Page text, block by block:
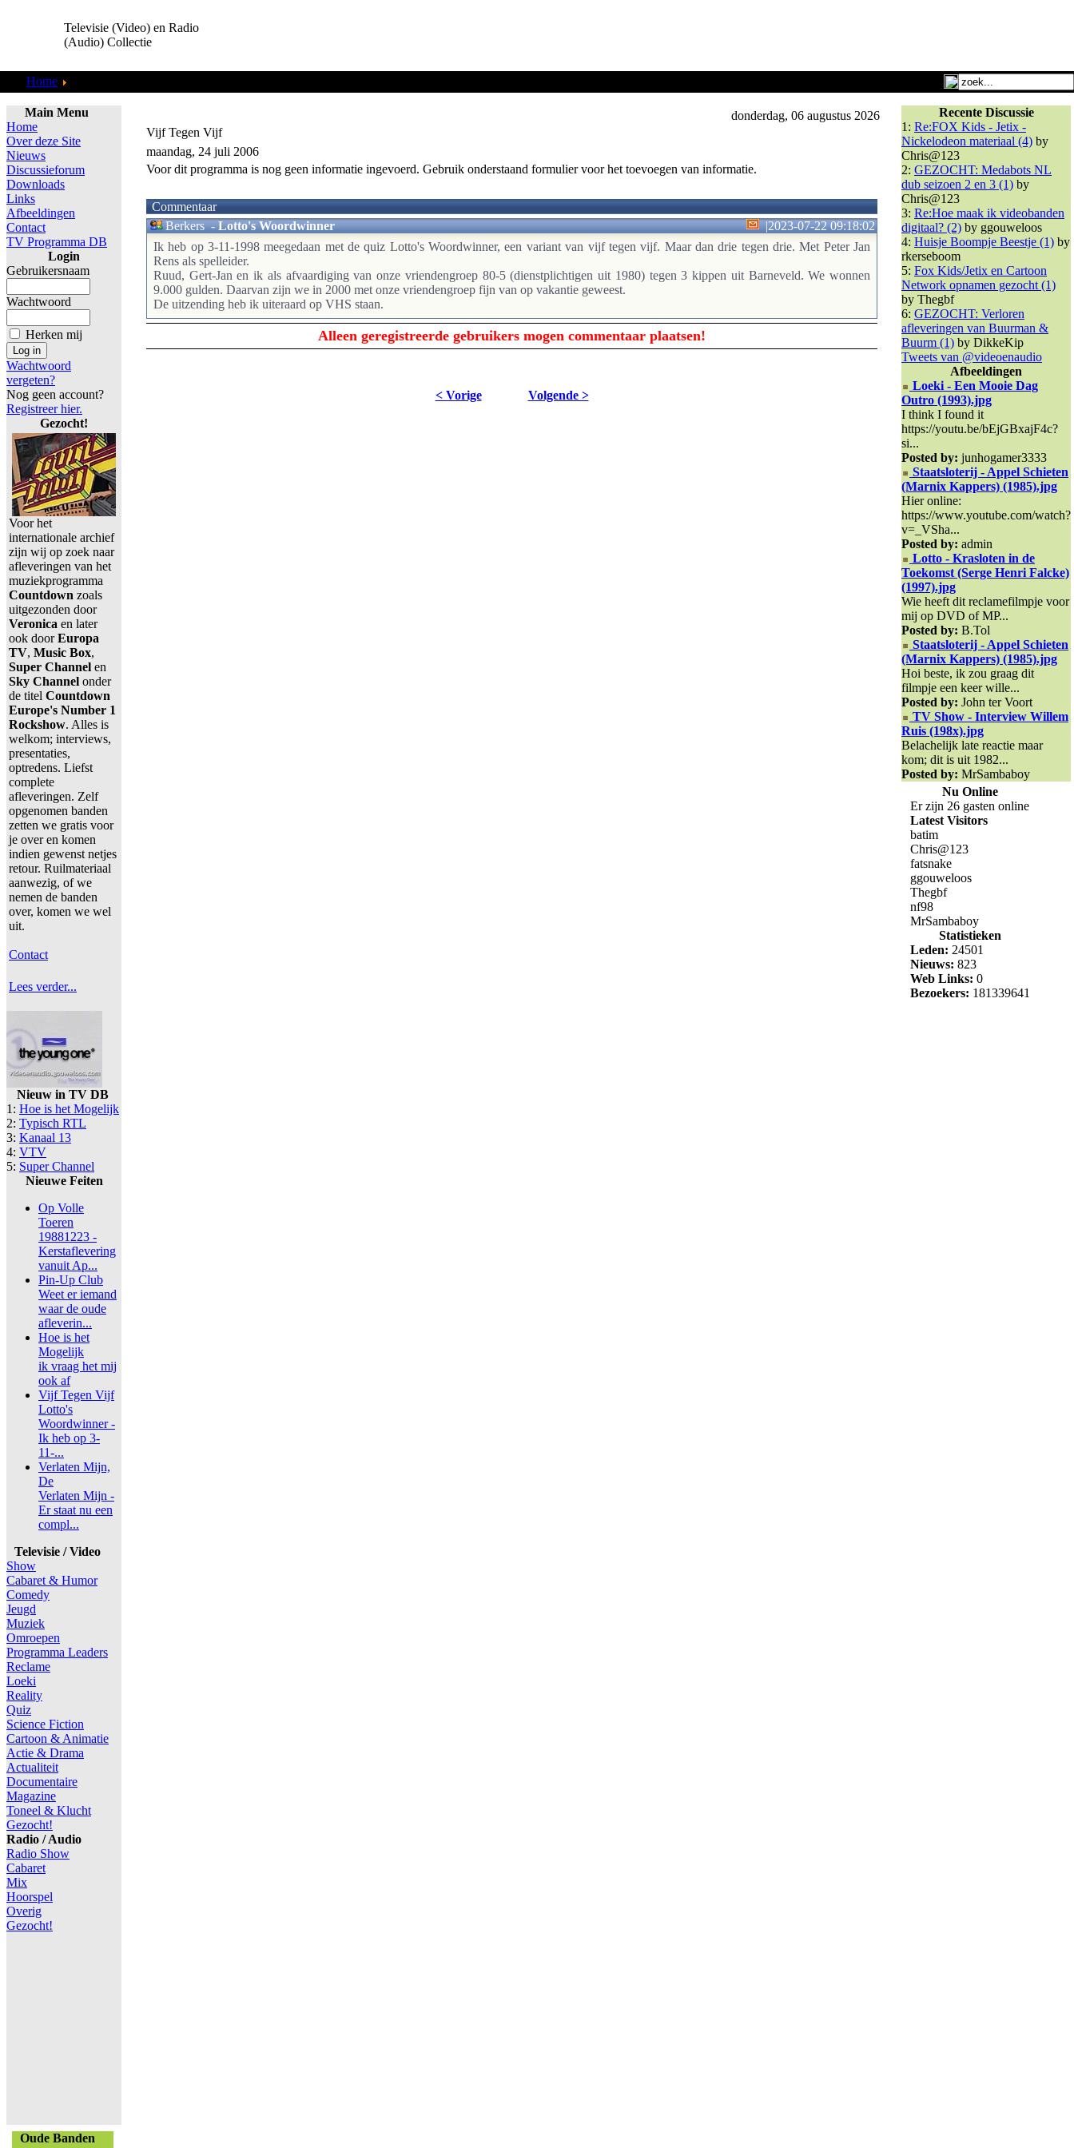
Televisie (Video) en Radio
(Audio) Collectie
Home
Main Menu
Home
Over deze Site
Nieuws
Discussieforum
Downloads
Links
Afbeeldingen
Contact
TV Programma DB
Login
Gebruikersnaam
Wachtwoord
Herken mij
Wachtwoord
vergeten?
Nog geen account?
Registreer hier.
Gezocht!
Voor het
internationale archief
zijn wij op zoek naar
afleveringen van het
muziekprogramma
Countdown zoals
uitgezonden door
Veronica en later
ook doorEuropa
TV, Music Box,
Super Channel en
Sky Channel onder
de titel Countdown
Europe's Number 1
Rockshow. Alles is
welkom; interviews,
presentaties,
optredens. Liefst
complete
afleveringen. Zelf
opgenomen banden
zetten we gratis voor
je over en komen
indien gewenst netjes
retour. Ruilmateriaal
aanwezig, of we
nemen de banden
over, komen we wel
uit.
Contact
Lees verder...
Nieuw in TV DB
1: Hoe is het Mogelijk
2: Typisch RTL
3: Kanaal 13
4: VTV
5: Super Channel
Nieuwe Feiten
Op Volle
Toeren
19881223 -
Kerstaflevering
vanuit Ap...
Pin-Up Club
Weet er iemand
waar de oude
afleverin...
Hoe is het
Mogelijk
ik vraag het mij
ook af
Vijf Tegen Vijf
Lotto's
Woordwinner -
Ik heb op 3-
11-...
Verlaten Mijn,
De
Verlaten Mijn -
Er staat nu een
compl...
Televisie / Video
Show
Cabaret & Humor
Comedy
Jeugd
Muziek
Omroepen
Programma Leaders
Reclame
Loeki
Reality
Quiz
Science Fiction
Cartoon & Animatie
Actie & Drama
Actualiteit
Documentaire
Magazine
Toneel & Klucht
Gezocht!
Radio / Audio
Radio Show
Cabaret
Mix
Hoorspel
Overig
Gezocht!
Oude Banden
donderdag, 06 augustus 2026
Vijf Tegen Vijf
maandag, 24 juli 2006
Voor dit programma is nog geen informatie ingevoerd. Gebruik onderstaand formulier voor het toevoegen van informatie.
Commentaar
Berkers-Lotto's Woordwinner |2023-07-22 09:18:02
Ik heb op 3-11-1998 meegedaan met de quiz Lotto's Woordwinner, een variant van vijf tegen vijf. Maar dan drie tegen drie. Met Peter Jan
Rens als spelleider.
Ruud, Gert-Jan en ik als afvaardiging van onze vriendengroep 80-5 (dienstplichtigen uit 1980) tegen 3 kippen uit Barneveld. We wonnen
9.000 gulden. Daarvan zijn we in 2000 met onze vriendengroep fijn van op vakantie geweest.
De uitzending heb ik uiteraard op VHS staan.
Alleen geregistreerde gebruikers mogen commentaar plaatsen!
< Vorige Volgende >
Recente Discussie
1: Re:FOX Kids - Jetix -
Nickelodeon materiaal (4) by
Chris@123
2: GEZOCHT: Medabots NL
dub seizoen 2 en 3 (1) by
Chris@123
3: Re:Hoe maak ik videobanden
digitaal? (2) by ggouweloos
4: Huisje Boompje Beestje (1) by
rkerseboom
5: Fox Kids/Jetix en Cartoon
Network opnamen gezocht (1)
by Thegbf
6: GEZOCHT: Verloren
afleveringen van Buurman &
Buurm (1) by DikkeKip
Tweets van @videoenaudio
Afbeeldingen
Loeki - Een Mooie Dag
Outro (1993).jpg
I think I found it
https://youtu.be/bEjGBxajF4c?
si...
Posted by: junhogamer3333
Staatsloterij - Appel Schieten
(Marnix Kappers) (1985).jpg
Hier online:
https://www.youtube.com/watch?
v=_VSha...
Posted by: admin
Lotto - Krasloten in de
Toekomst (Serge Henri Falcke)
(1997).jpg
Wie heeft dit reclamefilmpje voor
mij op DVD of MP...
Posted by: B.Tol
Staatsloterij - Appel Schieten
(Marnix Kappers) (1985).jpg
Hoi beste, ik zou graag dit
filmpje een keer wille...
Posted by: John ter Voort
TV Show - Interview Willem
Ruis (198x).jpg
Belachelijk late reactie maar
kom; dit is uit 1982...
Posted by: MrSambaboy
Nu Online
Er zijn 26 gasten online
Latest Visitors
batim
Chris@123
fatsnake
ggouweloos
Thegbf
nf98
MrSambaboy
Statistieken
Leden: 24501
Nieuws: 823
Web Links: 0
Bezoekers: 181339641